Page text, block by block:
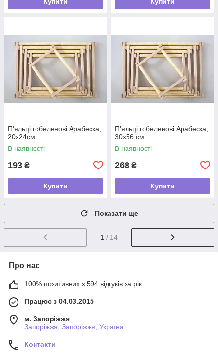
П'яльці гобеленові Арабеска,
20х24см
В наявності
193 ₴
Купити
П'яльці гобеленові Арабеска,
30х56 см
В наявності
268 ₴
Купити
Показати ще
1 / 14
Про нас
100% позитивних з 594 відгуків за рік
Працює з 04.03.2015
м. Запоріжжя
Запоріжжя, Запоріжжя, Україна
Контакти